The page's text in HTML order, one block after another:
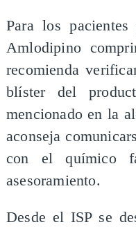
Para los
Amlodipino
recomienda
blíster del
mencionado en la
aconseja
con el químico
asesoramiento.
Desde el ISP se